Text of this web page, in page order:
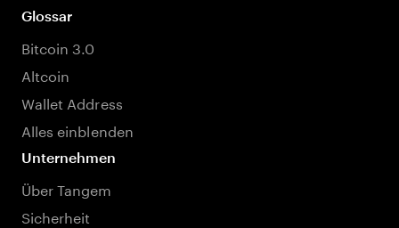
Glossar
Bitcoin 3.0
Altcoin
Wallet Address
Alles einblenden
Unternehmen
Über Tangem
Sicherheit